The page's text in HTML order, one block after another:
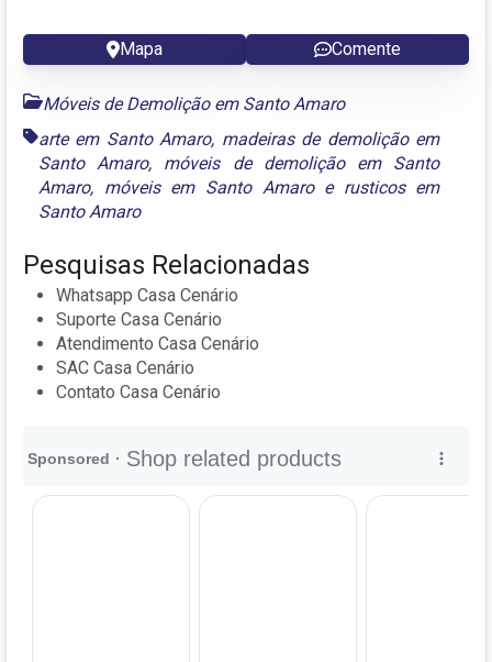
Mapa Comente
Móveis de Demolição em Santo Amaro
arte em Santo Amaro, madeiras de demolição em
Santo Amaro, móveis de demolição em Santo
Amaro, móveis em Santo Amaroe rusticos em
Santo Amaro
Pesquisas Relacionadas
Whatsapp Casa Cenário
Suporte Casa Cenário
Atendimento Casa Cenário
SAC Casa Cenário
Contato Casa Cenário